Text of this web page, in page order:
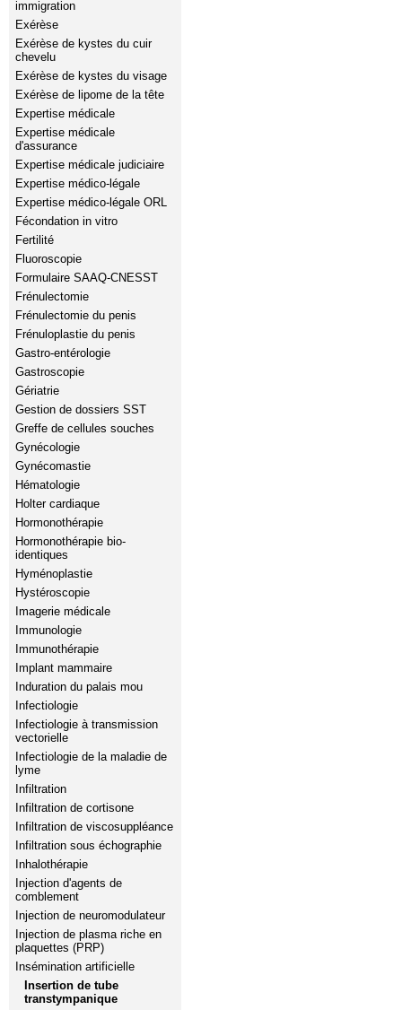
immigration
Exérèse
Exérèse de kystes du cuir
chevelu
Exérèse de kystes du visage
Exérèse de lipome de la tête
Expertise médicale
Expertise médicale
d'assurance
Expertise médicale judiciaire
Expertise médico-légale
Expertise médico-légale ORL
Fécondation in vitro
Fertilité
Fluoroscopie
Formulaire SAAQ-CNESST
Frénulectomie
Frénulectomie du penis
Frénuloplastie du penis
Gastro-entérologie
Gastroscopie
Gériatrie
Gestion de dossiers SST
Greffe de cellules souches
Gynécologie
Gynécomastie
Hématologie
Holter cardiaque
Hormonothérapie
Hormonothérapie bio-
identiques
Hyménoplastie
Hystéroscopie
Imagerie médicale
Immunologie
Immunothérapie
Implant mammaire
Induration du palais mou
Infectiologie
Infectiologie à transmission
vectorielle
Infectiologie de la maladie de
lyme
Infiltration
Infiltration de cortisone
Infiltration de viscosuppléance
Infiltration sous échographie
Inhalothérapie
Injection d'agents de
comblement
Injection de neuromodulateur
Injection de plasma riche en
plaquettes (PRP)
Insémination artificielle
Insertion de tube
transtympanique